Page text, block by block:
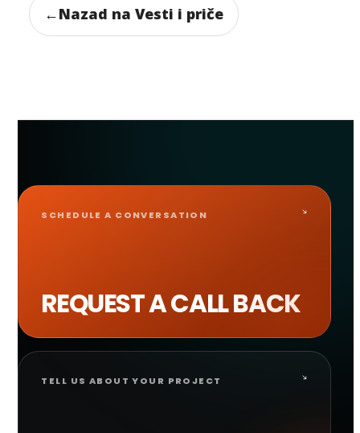
←Nazad na Vesti i priče
SCHEDULE A CONVERSATION
REQUEST A CALL BACK
TELL US ABOUT YOUR PROJECT